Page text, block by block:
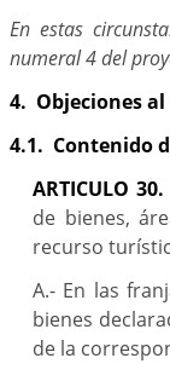
En estas
numeral 4 del
4. Objeciones
4.1. Contenido
ARTICULO 30.
de bienes,
recurso
A.- En las
bienes
de la